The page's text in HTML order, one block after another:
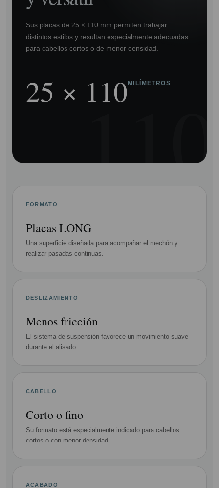
Sus placas de 25 × 110 mm permiten trabajar
distintos estilos y resultan especialmente adecuadas
para cabellos cortos o de menor densidad.
25 × 110 MILÍMETROS
FORMATO
Placas LONG
Una superficie diseñada para acompañar el mechón y
realizar pasadas continuas.
DESLIZAMIENTO
Menos fricción
El sistema de suspensión favorece un movimiento suave
durante el alisado.
CABELLO
Corto o fino
Su formato está especialmente indicado para cabellos
cortos o con menor densidad.
ACABADO